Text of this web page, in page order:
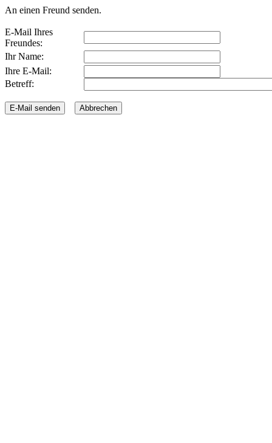
An einen Freund senden.
E-Mail Ihres
Freundes:
Ihr Name:
Ihre E-Mail:
Betreff: